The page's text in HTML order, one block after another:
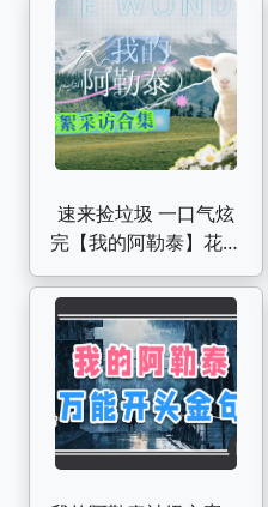
速来捡垃圾 一口气炫
完【我的阿勒泰】花絮
采访大合集｜花絮 片
场 幕后 采访